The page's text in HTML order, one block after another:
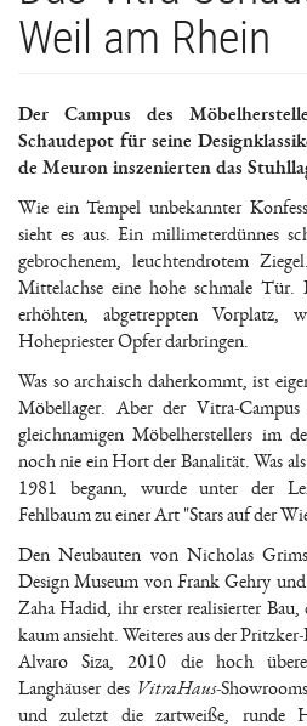
Weil am Rhein
Der Campus des
Schaudepot für seine
de Meuron inszenierten das
Wie ein Tempel unbekannter
sieht es aus. Ein millimeterdünnes
gebrochenem, leuchtendrotem
Mittelachse eine hohe schmale Tür.
erhöhten, abgetreppten
Hohepriester Opfer darbringen.
Was so archaisch daherkommt, ist
Möbellager. Aber der Vitra-Campus
gleichnamigen Möbelherstellers im
noch nie ein Hort der Banalität. Was
1981 begann, wurde unter der
Fehlbaum zu einer Art "Stars auf der
Den Neubauten von Nicholas
Design Museum von Frank Gehry
Zaha Hadid, ihr erster realisierter Bau,
kaum ansieht. Weiteres aus der
Alvaro Siza, 2010 die hoch
Langhäuser des VitraHaus-
und zuletzt die zartweiße, runde